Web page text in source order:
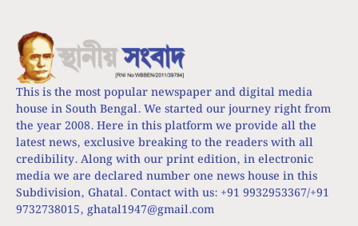
This is the most popular newspaper and digital media
house in South Bengal. We started our journey right from
the year 2008. Here in this platform we provide all the
latest news, exclusive breaking to the readers with all
credibility. Along with our print edition, in electronic
media we are declared number one news house in this
Subdivision, Ghatal. Contact with us: +91 9932953367/+91
9732738015, ghatal1947@gmail.com